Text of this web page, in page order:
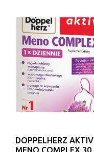
DOPPELHERZ AKTIV
MENO COMPLEX 30